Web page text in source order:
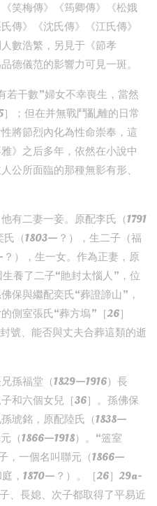
笑梅傳》《筠卿傳》《松娥
傳》《沈氏傳》《江氏傳》
數浩繁，另見于《節孝
德儀范的影響力可見一斑。
若干數”婦女不幸喪生，當然
；但在并無戰鬥亂離的日常
將節烈內化為性命崇奉，這
》之后多年，依然在小說中
公所面臨的那種無影有形、
有二妻一妾。原配李氏（1791
（1803—？），生二子（福
），生一女。作為正妻，原
養了二子“貤封太惱人”，位
保與繼配奕氏“葬證諦山”，
側室張氏“葬方塢”［26］
號、能否與丈夫合葬這類的逝
孫福堂（1829—1916）長
和六個女兒［36］。孫佛保
琥銘，原配陸氏（1838—
（1866—1918）。“簉室
，一個名叫聯元（1866—
，1870—？）。［26］29a-
、長媳、次子都取得了平易近